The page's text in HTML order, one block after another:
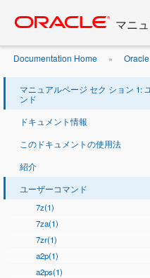
content
マニ
Documentation Home »
マニュアルページ セク ション 1:
ンド
ドキュメント情報
このドキュメントの使用法
紹介
ユーザーコマンド
7z(1)
7za(1)
7zr(1)
a2p(1)
a2ps(1)